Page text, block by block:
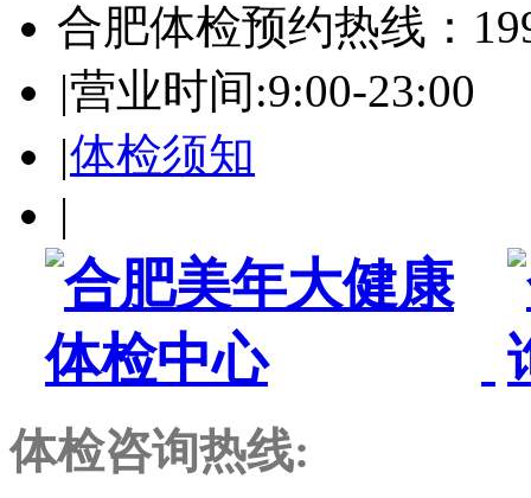
合肥体检预约热线：
|营业时间:9:00-23:00
|体检须知
|
体检咨询热线: